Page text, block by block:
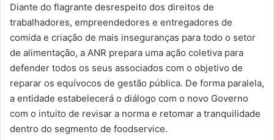
Diante do flagrante desrespeito dos direitos de
trabalhadores, empreendedores e entregadores de
comida e criação de mais inseguranças para todo o setor
de alimentação, a ANR prepara uma ação coletiva para
defender todos os seus associados com o objetivo de
reparar os equívocos de gestão pública. De forma paralela,
a entidade estabelecerá o diálogo com o novo Governo
com o intuito de revisar a norma e retomar a tranquilidade
dentro do segmento de foodservice.